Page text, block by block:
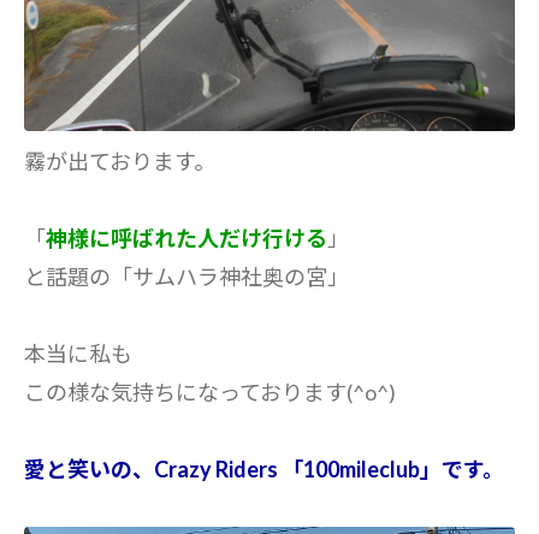
霧が出ております。
「神様に呼ばれた人だけ行ける 」
と話題の「サムハラ神社奥の宮」
本当に私も
この様な気持ちになっております(^o^)
愛と笑いの、Crazy Riders 「100mileclub」です。